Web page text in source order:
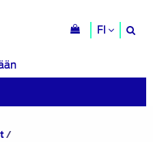
FI
/Electric